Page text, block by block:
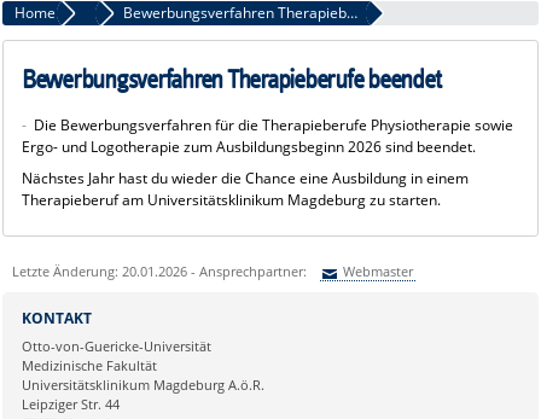
AUSBILDUNG
FORT- UND WEITERBILDUNGEN
DUALES STUDIUM HEBAMMENWISSENSCHAFT
AZG INTERN
Home Aktuelle Meldungen Bewerbungsverfahren Therapieberufe beendet
Bewerbungsverfahren Therapieberufe beendet
- Die Bewerbungsverfahren für die Therapieberufe Physiotherapie sowie
Ergo- und Logotherapie zum Ausbildungsbeginn 2026 sind beendet.
Nächstes Jahr hast du wieder die Chance eine Ausbildung in einem
Therapieberuf am Universitätsklinikum Magdeburg zu starten.
Letzte Änderung: 20.01.2026 - Ansprechpartner: Webmaster
Ihre E-Mailadresse:
Ihr Anliegen:
KONTAKT
Otto-von-Guericke-Universität
Medizinische Fakultät
Universitätsklinikum Magdeburg A.ö.R.
Leipziger Str. 44